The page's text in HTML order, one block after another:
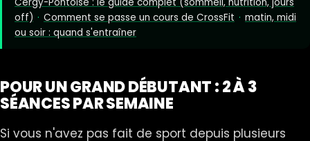
off) · Comment se passe un cours de CrossFit · matin, midi
ou soir : quand s'entraîner
POUR UN GRAND DÉBUTANT : 2 À 3
SÉANCES PAR SEMAINE
Si vous n'avez pas fait de sport depuis plusieurs